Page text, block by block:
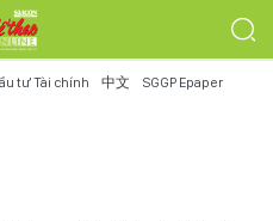
tư Tài chính 中文 SGGP Epaper